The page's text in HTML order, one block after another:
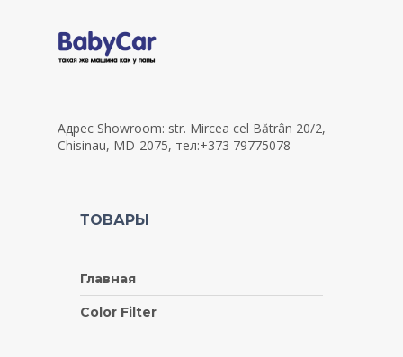
Адрес Showroom: str. Mircea cel Bătrân 20/2,
Chisinau, MD-2075, тел:+373 79775078
ТОВАРЫ
Главная
Color Filter